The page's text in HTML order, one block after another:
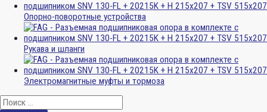
Опорно-поворотные устройства
Рукава и шланги
Электромагнитные муфты и тормоза